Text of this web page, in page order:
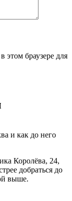
этом браузере для
и как до него
Королёва, 24,
добраться до
выше.